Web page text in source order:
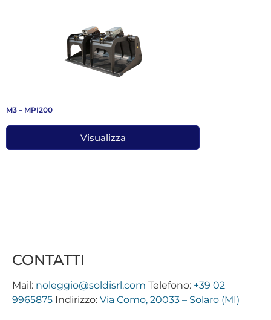
M3 – MPI200
Visualizza
CONTATTI
Mail: noleggio@soldisrl.com Telefono: +39 02
9965875 Indirizzo: Via Como, 20033 – Solaro (MI)